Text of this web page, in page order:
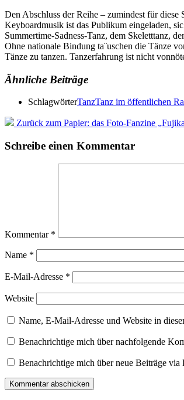
Den Abschluss der Reihe – zumindest für
Keyboardmusik ist das Publikum eingeladen,
Summertime-Sadness-Tanz, dem Skeletttanz,
Ohne nationale Bindung ta¨uschen die Tänze
Tänze zu tanzen. Tanzerfahrung ist nicht
Ähnliche Beiträge
SchlagwörterTanzTanz im öffentlichen
Zurück zum Papier: das Foto-Fanzine
Schreibe einen Kommentar
Kommentar *
Name *
E-Mail-Adresse *
Website
Name, E-Mail-Adresse und Website in
Benachrichtige mich über nachfolgende
Benachrichtige mich über neue Beiträge via